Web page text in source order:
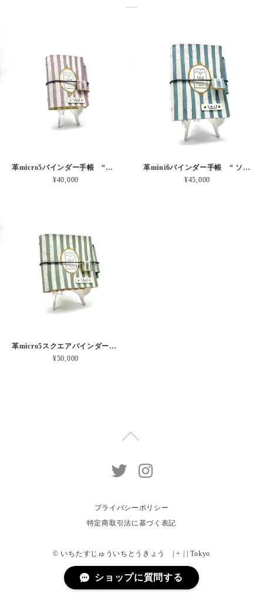
革micro5バインダー手帳 “ブルーベリー・レモンシェイク 昼下がりのお茶会” 本革
¥40,000
革mini6バインダー手帳 “ ソーダ・セサミシェイク 昼下がりのお茶会” 本革
¥45,000
革micro5スクエアバインダー手帳 “ メロン・イチゴシェイク 昼下がりのお茶会” 本革
¥50,000
プライバシーポリシー
特定商取引法に基づく表記
© いちたすじゅういちとうきょう | + | | Tokyo
ショップに質問する